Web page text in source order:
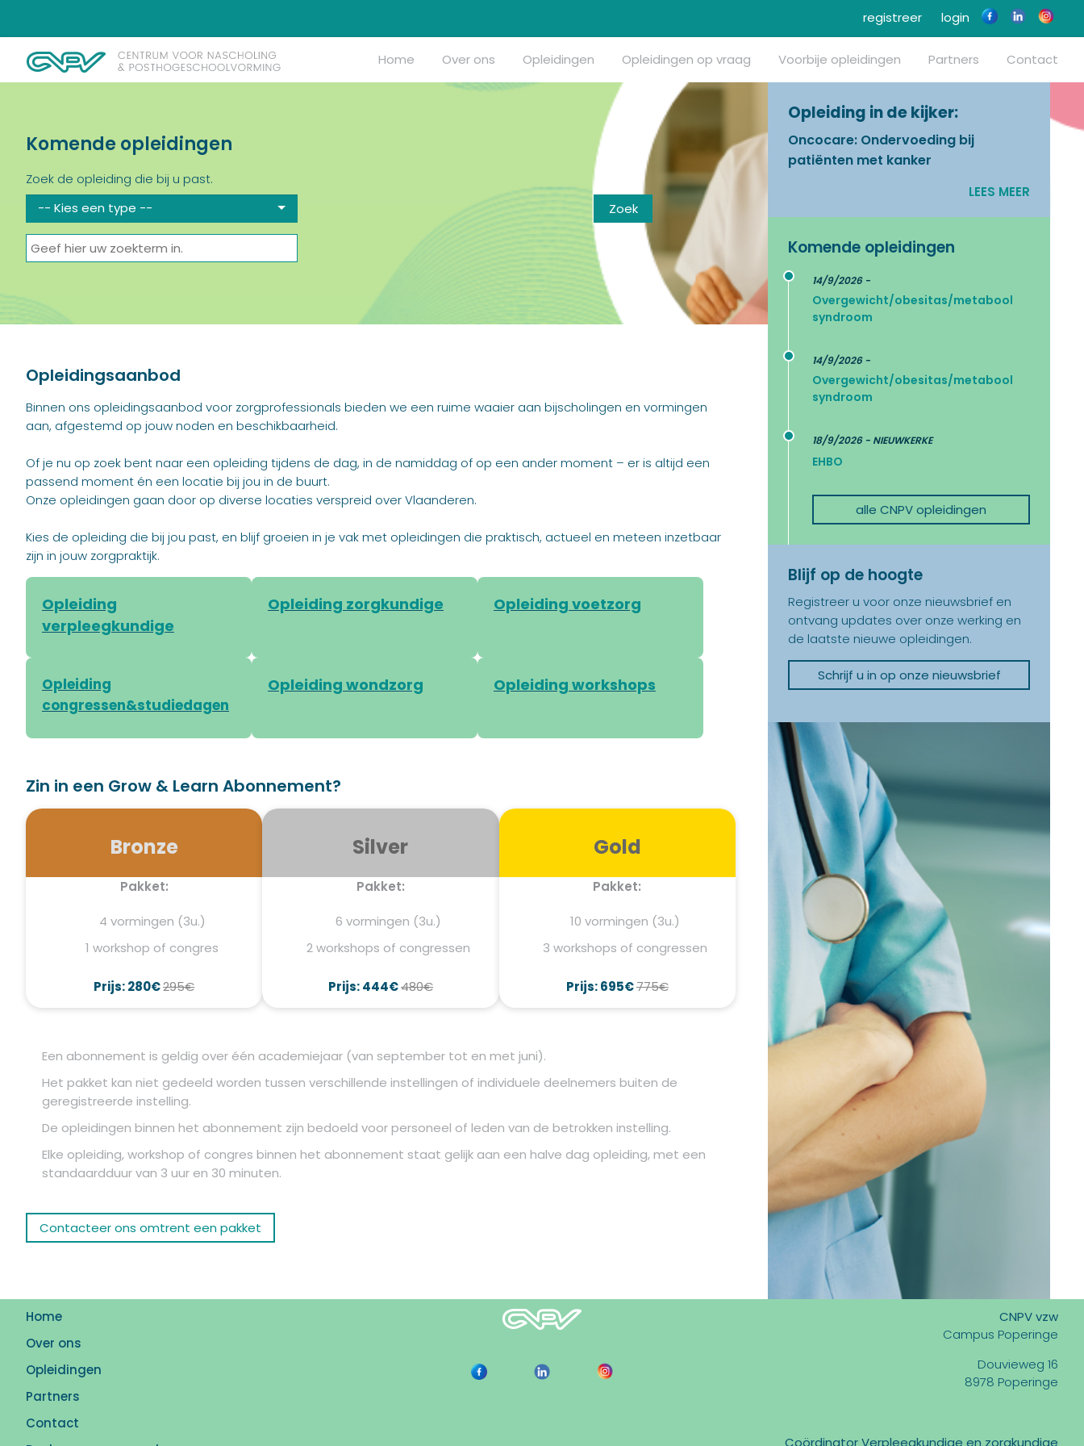
login
registreer
Home Over ons Opleidingen Opleidingen op vraag Voorbije opleidingen Partners Contact
Komende opleidingen
Zoek de opleiding die bij u past.
-- Kies een type --
Opleiding in de kijker:
Oncocare: Ondervoeding bij
patiënten met kanker
LEES MEER
Komende opleidingen
14/9/2026 -
Overgewicht/obesitas/metabool
syndroom
14/9/2026 -
Overgewicht/obesitas/metabool
syndroom
18/9/2026 - NIEUWKERKE
EHBO
alle CNPV opleidingen
Blijf op de hoogte
Registreer u voor onze nieuwsbrief en
ontvang updates over onze werking en
de laatste nieuwe opleidingen.
Schrijf u in op onze nieuwsbrief
Opleidingsaanbod
Binnen ons opleidingsaanbod voor zorgprofessionals bieden we een ruime waaier aan bijscholingen en vormingen
aan, afgestemd op jouw noden en beschikbaarheid.
Of je nu op zoek bent naar een opleiding tijdens de dag, in de namiddag of op een ander moment – er is altijd een
passend moment én een locatie bij jou in de buurt.
Onze opleidingen gaan door op diverse locaties verspreid over Vlaanderen.
Kies de opleiding die bij jou past, en blijf groeien in je vak met opleidingen die praktisch, actueel en meteen inzetbaar
zijn in jouw zorgpraktijk.
Opleiding
verpleegkundige
Opleiding zorgkundige Opleiding voetzorg
Opleiding
congressen&studiedagen
Opleiding wondzorg Opleiding workshops
Zin in een Grow & Learn Abonnement?
Bronze
Pakket:
4 vormingen (3u.)
1 workshop of congres
Prijs: 280€295€
Silver
Pakket:
6 vormingen (3u.)
2 workshops of congressen
Prijs: 444€480€
Gold
Pakket:
10 vormingen (3u.)
3 workshops of congressen
Prijs: 695€775€
Een abonnement is geldig over één academiejaar (van september tot en met juni).
Het pakket kan niet gedeeld worden tussen verschillende instellingen of individuele deelnemers buiten de
geregistreerde instelling.
De opleidingen binnen het abonnement zijn bedoeld voor personeel of leden van de betrokken instelling.
Elke opleiding, workshop of congres binnen het abonnement staat gelijk aan een halve dag opleiding, met een
standaardduur van 3 uur en 30 minuten.
Contacteer ons omtrent een pakket
Home
Over ons
Opleidingen
Partners
Contact
CNPV vzw
Campus Poperinge
Douvieweg 16
8978 Poperinge